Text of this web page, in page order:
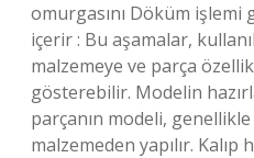
omurgasını Döküm işlemi
içerir : Bu aşamalar,
malzemeye ve parça
gösterebilir. Modelin
parçanın modeli,
malzemeden yapılır. Kalıp